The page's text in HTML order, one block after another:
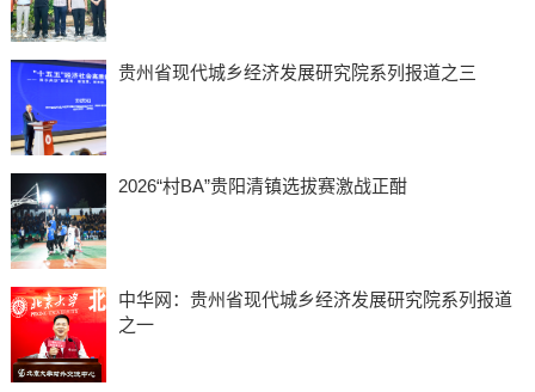
贵州省现代城乡经济发展研究院系列报道之三
2026“村BA”贵阳清镇选拔赛激战正酣
中华网：贵州省现代城乡经济发展研究院系列报道
之一